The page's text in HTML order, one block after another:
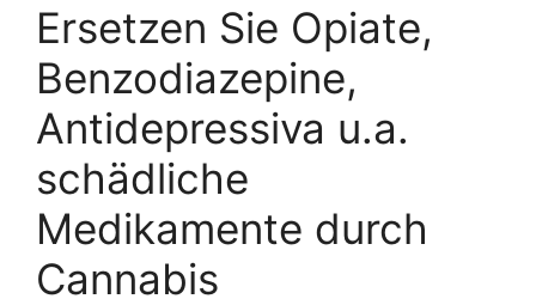
Ersetzen Sie Opiate,
Benzodiazepine,
Antidepressiva u.a.
schädliche
Medikamente durch
Cannabis